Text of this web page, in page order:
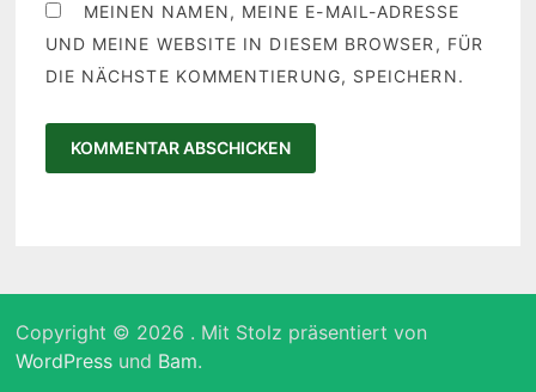
MEINEN NAMEN, MEINE E-MAIL-ADRESSE
UND MEINE WEBSITE IN DIESEM BROWSER, FÜR
DIE NÄCHSTE KOMMENTIERUNG, SPEICHERN.
Copyright © 2026 . Mit Stolz präsentiert von
WordPressund Bam.